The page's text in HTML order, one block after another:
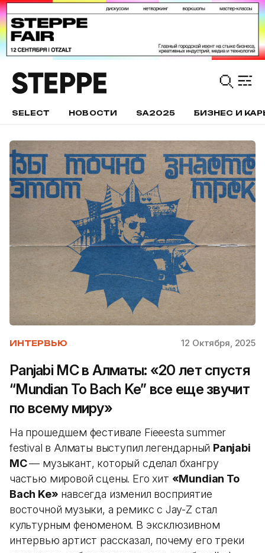
SELECT НОВОСТИ SA2025 БИЗНЕС И
ИНТЕРВЬЮ 12 Октября, 2025
Panjabi MC в Алматы: «20 лет спустя
“Mundian To Bach Ke” все еще звучит
по всему миру»
На прошедшем фестивале Fieeesta summer
festival в Алматы выступил легендарный Panjabi
MC— музыкант, который сделал бхангру
частью мировой сцены. Его хит «Mundian To
Bach Ke» навсегда изменил восприятие
восточной музыки, а ремикс с Jay-Z стал
культурным феноменом. В эксклюзивном
интервью артист рассказал, почему его треки